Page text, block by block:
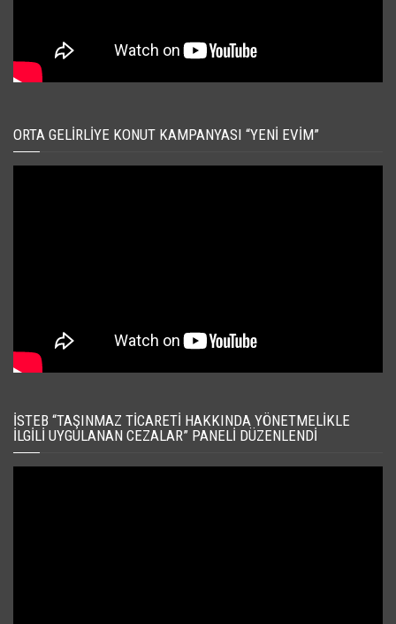
ORTA GELIRLIYE KONUT KAMPANYASI “YENI EVIM”
İSTEB “TAŞINMAZ TICARETI HAKKINDA YÖNETMELIKLE
İLGILI UYGULANAN CEZALAR” PANELI DÜZENLENDI